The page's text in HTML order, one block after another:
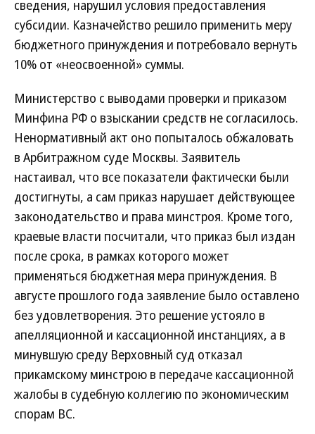
сведения, нарушил условия предоставления
субсидии. Казначейство решило применить меру
бюджетного принуждения и потребовало вернуть
10% от «неосвоенной» суммы.
Министерство с выводами проверки и приказом
Минфина РФ о взыскании средств не согласилось.
Ненормативный акт оно попыталось обжаловать
в Арбитражном суде Москвы. Заявитель
настаивал, что все показатели фактически были
достигнуты, а сам приказ нарушает действующее
законодательство и права минстроя. Кроме того,
краевые власти посчитали, что приказ был издан
после срока, в рамках которого может
применяться бюджетная мера принуждения. В
августе прошлого года заявление было оставлено
без удовлетворения. Это решение устояло в
апелляционной и кассационной инстанциях, а в
минувшую среду Верховный суд отказал
прикамскому минстрою в передаче кассационной
жалобы в судебную коллегию по экономическим
спорам ВС.